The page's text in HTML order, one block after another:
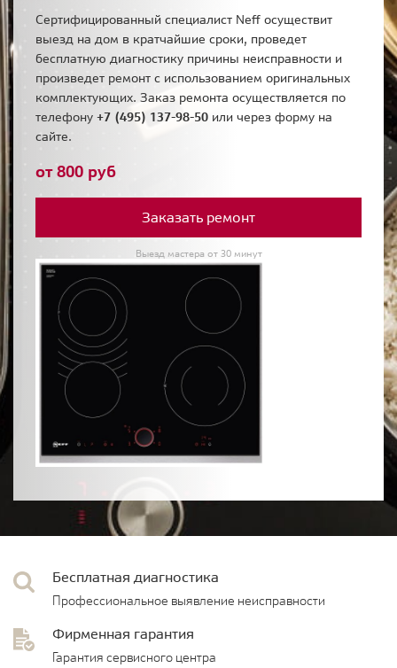
Сертифицированный специалист Neff осуществит
выезд на дом в кратчайшие сроки, проведет
бесплатную диагностику причины неисправности и
произведет ремонт с использованием оригинальных
комплектующих. Заказ ремонта осуществляется по
телефону +7 (495) 137-98-50 или через форму на
сайте.
от 800 руб
Заказать ремонт
Выезд мастера от 30 минут
Бесплатная диагностика
Профессиональное выявление неисправности
Фирменная гарантия
Гарантия сервисного центра